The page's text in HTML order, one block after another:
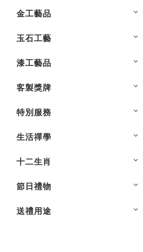
金工藝品
玉石工藝
漆工藝品
客製獎牌
特別服務
生活禪學
十二生肖
節日禮物
送禮用途